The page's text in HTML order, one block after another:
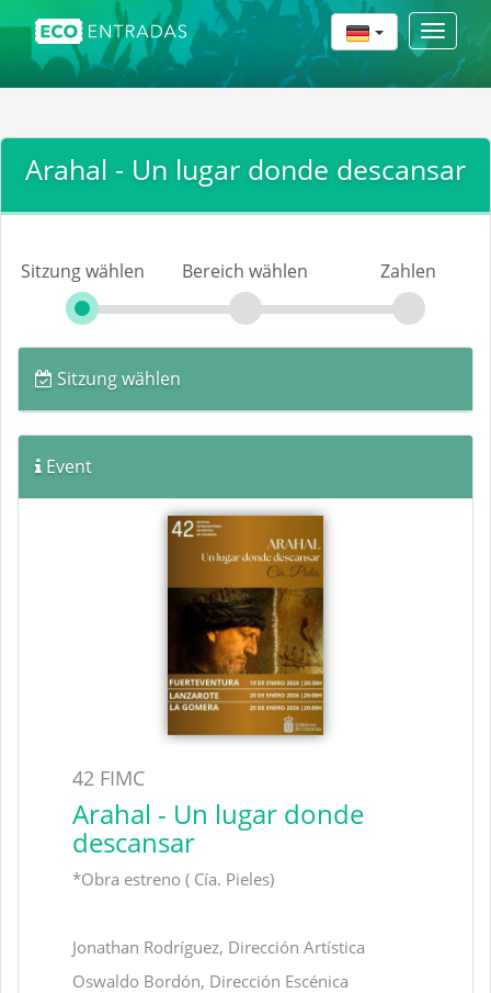
Toggle
Arahal - Un lugar donde descansar
Sitzung wählen Bereich wählen Zahlen
Sitzung wählen
Event
42 FIMC
Arahal - Un lugar donde
descansar
*Obra estreno ( Cía. Pieles)
Jonathan Rodríguez, Dirección Artística
Oswaldo Bordón, Dirección Escénica